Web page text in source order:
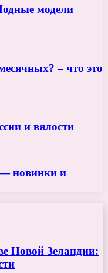
модели
– что это
и вялости
новинки и
Новой Зеландии: